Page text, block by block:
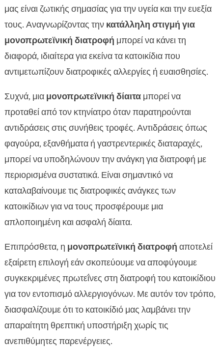
μας είναι ζωτικής σημασίας για την υγεία και την ευεξία
τους. Αναγνωρίζοντας την κατάλληλη στιγμή για
μονοπρωτεϊνική διατροφή μπορεί να κάνει τη
διαφορά, ιδιαίτερα για εκείνα τα κατοικίδια που
αντιμετωπίζουν διατροφικές αλλεργίες ή ευαισθησίες.
Συχνά, μια μονοπρωτεϊνική δίαιταμπορεί να
προταθεί από τον κτηνίατρο όταν παρατηρούνται
αντιδράσεις στις συνήθεις τροφές. Αντιδράσεις όπως
φαγούρα, εξανθήματα ή γαστρεντερικές διαταραχές,
μπορεί να υποδηλώνουν την ανάγκη για διατροφή με
περιορισμένα συστατικά. Είναι σημαντικό να
καταλαβαίνουμε τις διατροφικές ανάγκες των
κατοικίδιων για να τους προσφέρουμε μια
απλοποιημένη και ασφαλή δίαιτα.
Επιπρόσθετα, η μονοπρωτεϊνική διατροφή αποτελεί
εξαίρετη επιλογή εάν σκοπεύουμε να αποφύγουμε
συγκεκριμένες πρωτεΐνες στη διατροφή του κατοικίδιου
για τον εντοπισμό αλλεργιογόνων. Με αυτόν τον τρόπο,
διασφαλίζουμε ότι το κατοικίδιό μας λαμβάνει την
απαραίτητη θρεπτική υποστήριξη χωρίς τις
ανεπιθύμητες παρενέργειες.